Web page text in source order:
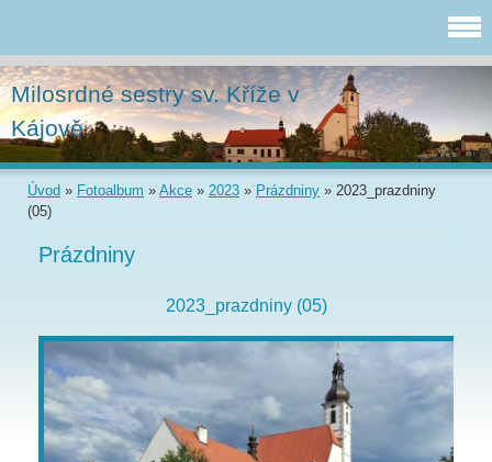
Milosrdné sestry sv. Kříže v
Kájově
Úvod » Fotoalbum » Akce » 2023 » Prázdniny » 2023_prazdniny
(05)
Prázdniny
2023_prazdniny (05)